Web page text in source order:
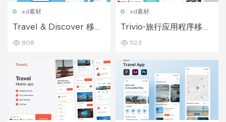
xd素材
Travel & Discover 移动
808
xd素材
Trivio-旅行应用程序移动
1123